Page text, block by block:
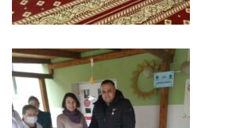
Juridic
Serviciul